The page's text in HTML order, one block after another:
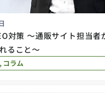
対策 〜通販サイト担当者
ること〜
, コラム